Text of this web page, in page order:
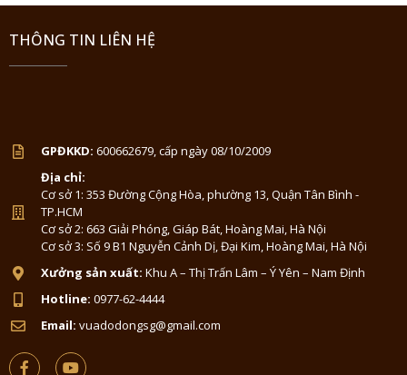
THÔNG TIN LIÊN HỆ
GPĐKKD: 600662679, cấp ngày 08/10/2009
Địa chỉ:
Cơ sở 1: 353 Đường Cộng Hòa, phường 13, Quận Tân Bình -
TP.HCM
Cơ sở 2: 663 Giải Phóng, Giáp Bát, Hoàng Mai, Hà Nội
Cơ sở 3: Số 9 B1 Nguyễn Cảnh Dị, Đại Kim, Hoàng Mai, Hà Nội
Xưởng sản xuất: Khu A – Thị Trấn Lâm – Ý Yên – Nam Định
Hotline: 0977-62-4444
Email: vuadodongsg@gmail.com